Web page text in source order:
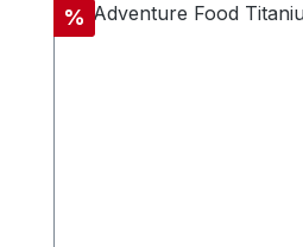
Rabatt
%